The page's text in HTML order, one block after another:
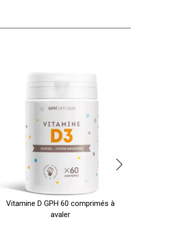
Vitamine D GPH 60 comprimés à
avaler